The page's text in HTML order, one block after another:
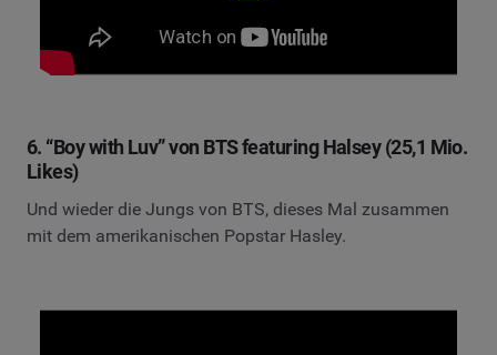
6. “Boy with Luv” von BTS featuring Halsey (25,1 Mio.
Likes)
Und wieder die Jungs von BTS, dieses Mal zusammen
mit dem amerikanischen Popstar Hasley.